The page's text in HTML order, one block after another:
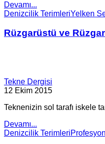
Devamı...
Denizcilik TerimleriYelken
Rüzgarüstü ve
Tekne Dergisi
12 Ekim 2015
Teknenizin sol tarafı iskele
Devamı...
Denizcilik Terimleri